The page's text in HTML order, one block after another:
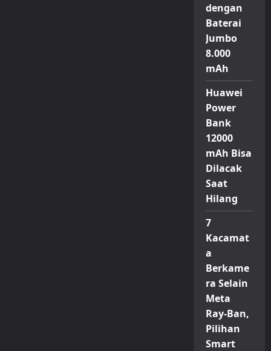
dengan
Baterai
Jumbo
8.000
mAh
Huawei
Power
Bank
12000
mAh Bisa
Dilacak
Saat
Hilang
7
Kacamat
a
Berkame
ra Selain
Meta
Ray-Ban,
Pilihan
Smart